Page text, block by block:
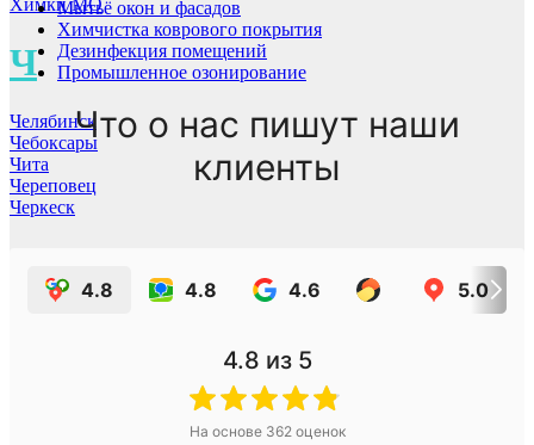
Ч
Челябинск
Чебоксары
Чита
Череповец
Черкеск
Мытьё окон и фасадов
Химчистка коврового покрытия
Дезинфекция помещений
Промышленное озонирование
Что о нас пишут наши
клиенты
4.8 4.8 4.6 5.0
4.8 из 5
На основе 362 оценок